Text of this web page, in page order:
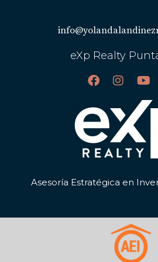
eXp Realty
Asesoría Estratégica en